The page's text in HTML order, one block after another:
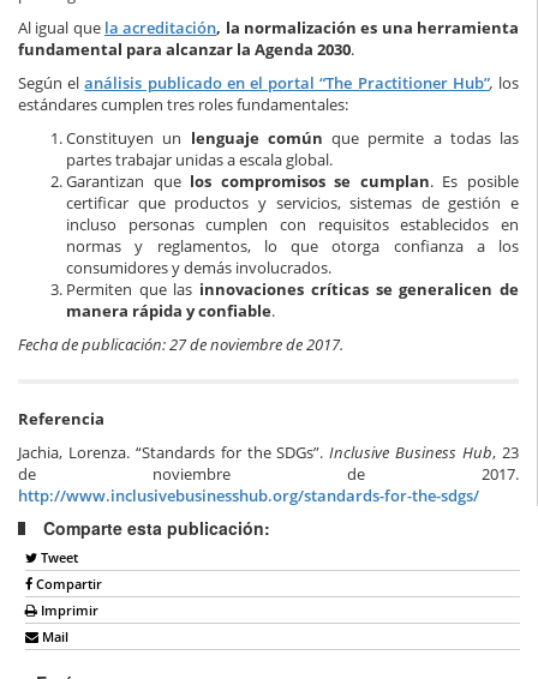
Al igual que la acreditación, la normalización es una herramienta
fundamental para alcanzar la Agenda 2030.
Según elanálisis publicado en el portal “The Practitioner Hub”, los
estándares cumplen tres roles fundamentales:
Constituyen un lenguaje común que permite a todas las
partes trabajar unidas a escala global.
Garantizan que los compromisos se cumplan. Es posible
certificar que productos y servicios, sistemas de gestión e
incluso personas cumplen con requisitos establecidos en
normas y reglamentos, lo que otorga confianza a los
consumidores y demás involucrados.
Permiten que las innovaciones críticas se generalicen de
manera rápida y confiable.
Fecha de publicación: 27 de noviembre de 2017.
Referencia
Jachia, Lorenza. “Standards for the SDGs”.Inclusive Business Hub, 23
de noviembre de 2017.
http://www.inclusivebusinesshub.org/standards-for-the-sdgs/
Comparte esta publicación:
Tweet
Compartir
Imprimir
Mail